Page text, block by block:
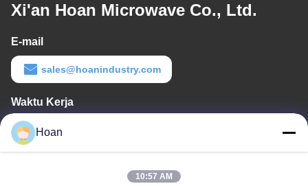
Xi'an Hoan Microwave Co., Ltd.
E-mail
sales@hoanindustry.com
Waktu Kerja
8:00-18:00
Alamat Kami
Hoan
10:57 AM